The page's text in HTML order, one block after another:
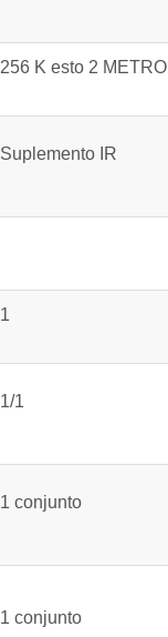
256 K esto 2 METRO
Suplemento IR
1
1/1
1 conjunto
1 conjunto